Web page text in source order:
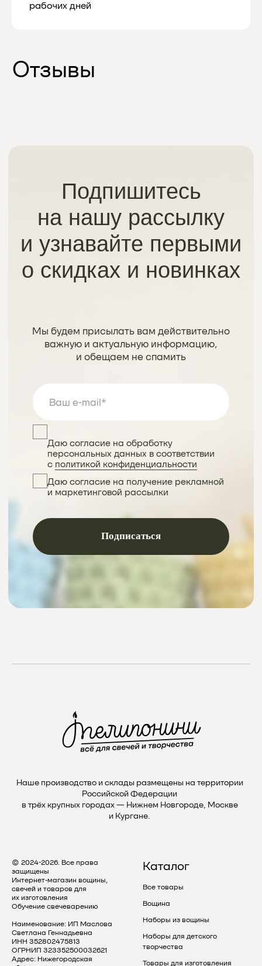
рабочих дней
Наше производство и склады размещены на территории
Российской Федерации
в трёх крупных городах — Нижнем Новгороде, Москве
и Кургане.
© 2024-2026. Все права
защищены
Интернет-магазин вощины,
свечей и товаров для
их изготовления
Обучение свечеварению
Наименование: ИП Маслова
Светлана Геннадьевна
ИНН 352802475813
ОГРНИП 323352500032621
Адрес: Нижегородская
Каталог
Все товары
Вощина
Наборы из вощины
Наборы для детского
творчества
Товары для изготовления
Instagram